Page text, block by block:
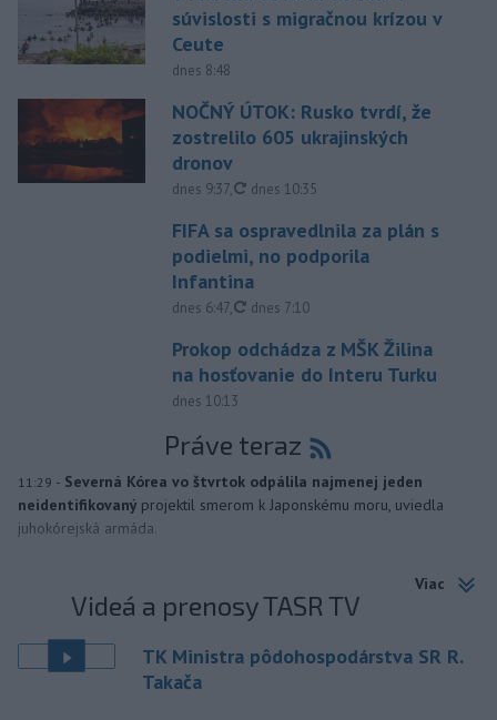
súvislosti s migračnou krízou v
Ceute
dnes 8:48
NOČNÝ ÚTOK: Rusko tvrdí, že
zostrelilo 605 ukrajinských
dronov
dnes 9:37, aktualizované
dnes 10:35
FIFA sa ospravedlnila za plán s
podielmi, no podporila
Infantina
dnes 6:47, aktualizované
dnes 7:10
Prokop odchádza z MŠK Žilina
na hosťovanie do Interu Turku
dnes 10:13
Práve teraz
11:29 - Severná Kórea vo štvrtok odpálila najmenej jeden
neidentifikovaný projektil smerom k Japonskému moru, uviedla
juhokórejská armáda.
Viac
Videá a prenosy TASR TV
TK Ministra pôdohospodárstva SR R.
Takača